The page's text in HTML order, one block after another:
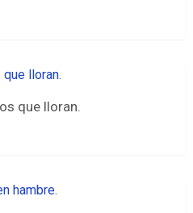
que lloran.